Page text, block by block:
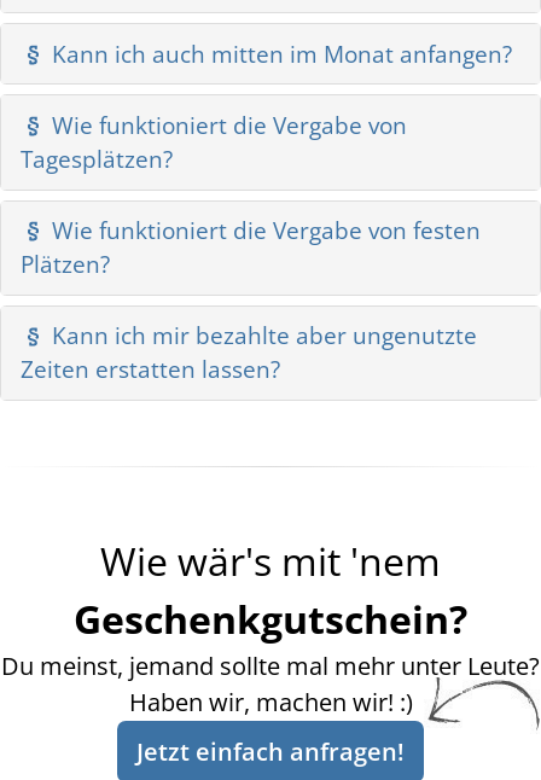
Kann ich auch mitten im Monat anfangen?
Wie funktioniert die Vergabe von
Tagesplätzen?
Wie funktioniert die Vergabe von festen
Plätzen?
Kann ich mir bezahlte aber ungenutzte
Zeiten erstatten lassen?
Wie wär's mit 'nem
Geschenkgutschein?
Du meinst, jemand sollte mal mehr unter Leute?
Haben wir, machen wir! :)
Jetzt einfach anfragen!